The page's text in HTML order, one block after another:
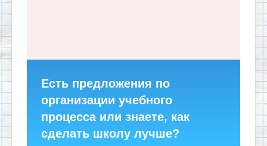
Есть предложения по
организации учебного
процесса или знаете, как
сделать школу лучше?